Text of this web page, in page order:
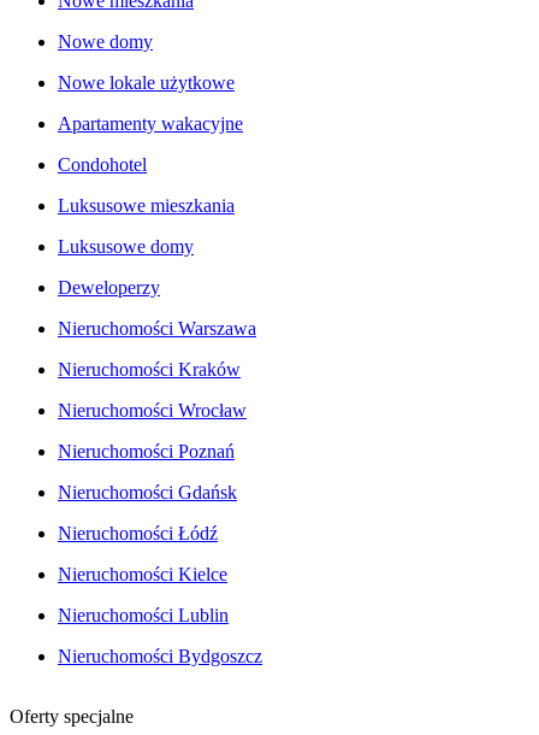
Nowe domy
Nowe lokale użytkowe
Apartamenty wakacyjne
Condohotel
Luksusowe mieszkania
Luksusowe domy
Deweloperzy
Nieruchomości Warszawa
Nieruchomości Kraków
Nieruchomości Wrocław
Nieruchomości Poznań
Nieruchomości Gdańsk
Nieruchomości Łódź
Nieruchomości Kielce
Nieruchomości Lublin
Nieruchomości Bydgoszcz
Oferty specjalne